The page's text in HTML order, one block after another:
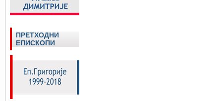
ПРЕТХОДНИ
ЕПИСКОПИ